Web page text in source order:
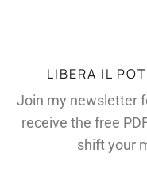
LIBERA IL
Join my newsletter
receive the free
shift your